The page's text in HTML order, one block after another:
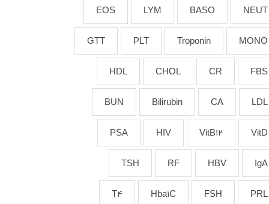
NEUT
BASO
LYM
EOS
MONO
Troponin
PLT
GTT
FBS
CR
CHOL
HDL
LDL
CA
Bilirubin
BUN
VitD
VitB12
HIV
PSA
IgA
HBV
RF
TSH
PRL
FSH
Hba1C
T4